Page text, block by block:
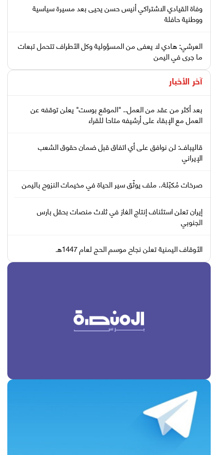
وفاة القيادي الاشتراكي أنيس حسن يحيى بعد مسيرة سياسية
ووطنية حافلة
العرشي: هادي لا يعفى من المسؤولية وكل الأطراف تتحمل تبعات
ما جرى في اليمن
آخر الأخبار
بعد أكثر من عقد من العمل.. "الموقع بوست" يعلن توقفه عن
العمل مع الإبقاء على أرشيفه متاحا للقراء
قاليباف: لن نوافق على أي اتفاق قبل ضمان حقوق الشعب
الإيراني
صرخات مُكبّلة.. ملف يوثّق سير الحياة في مخيمات النزوح باليمن
إيران تعلن استئناف إنتاج الغاز في ثلاث منصات بحقل بارس
الجنوبي
الأوقاف اليمنية تعلن نجاح موسم الحج لعام 1447هـ